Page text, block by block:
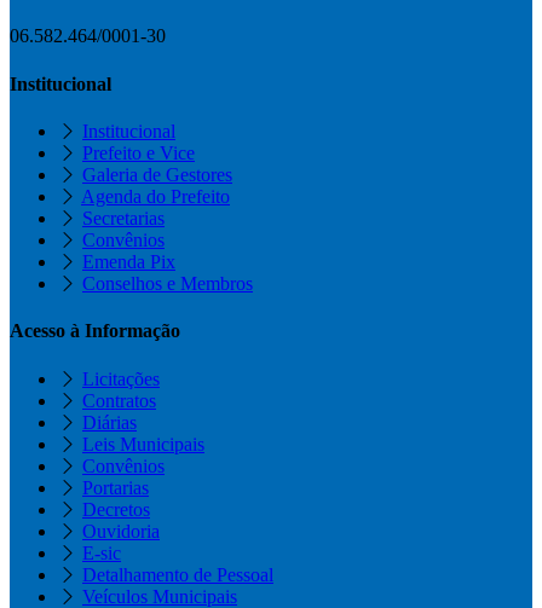
06.582.464/0001-30
Institucional
Institucional
Prefeito e Vice
Galeria de Gestores
Agenda do Prefeito
Secretarias
Convênios
Emenda Pix
Conselhos e Membros
Acesso à Informação
Licitações
Contratos
Diárias
Leis Municipais
Convênios
Portarias
Decretos
Ouvidoria
E-sic
Detalhamento de Pessoal
Veículos Municipais